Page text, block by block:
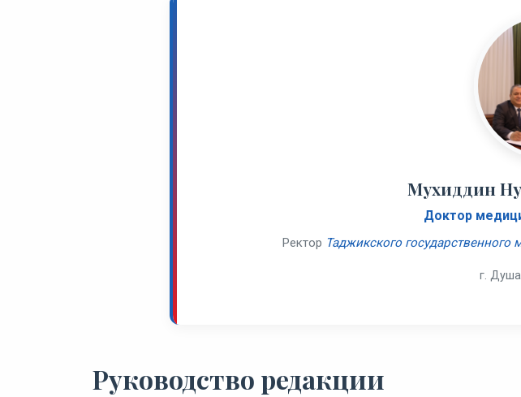
Мухиддин
Доктор
Ректор Таджикского
г.
Руководство редакции